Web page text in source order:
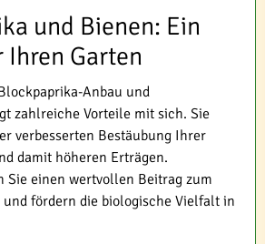
und Bienen: Ein
Ihren Garten
Anbau und
zahlreiche Vorteile mit sich. Sie
verbesserten Bestäubung Ihrer
damit höheren Erträgen.
Sie einen wertvollen Beitrag zum
fördern die biologische Vielfalt in